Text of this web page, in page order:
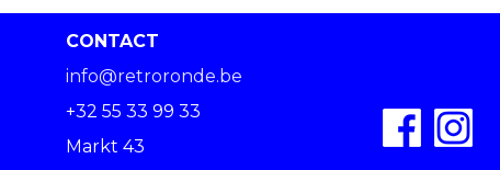
CONTACT
info@retroronde.be
+32 55 33 99 33
Markt 43